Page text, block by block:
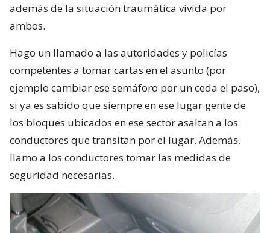
además de la situación traumática vivida por
ambos.
Hago un llamado a las autoridades y policías
competentes a tomar cartas en el asunto (por
ejemplo cambiar ese semáforo por un ceda el paso),
si ya es sabido que siempre en ese lugar gente de
los bloques ubicados en ese sector asaltan a los
conductores que transitan por el lugar. Además,
llamo a los conductores tomar las medidas de
seguridad necesarias.